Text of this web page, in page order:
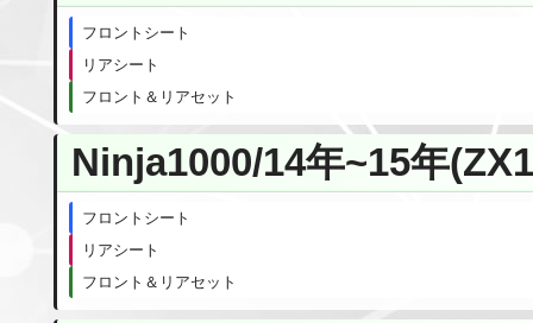
フロントシート
リアシート
フロント＆リアセット
Ninja1000/14年~15年
フロントシート
リアシート
フロント＆リアセット